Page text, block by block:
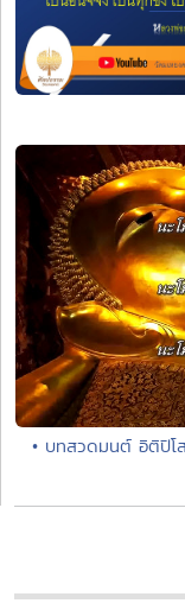
• บทสวดมนต์ อิติปิโ